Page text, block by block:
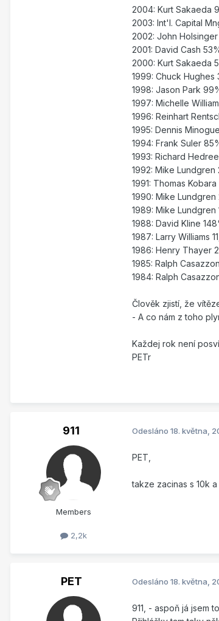
2004: Kurt Sakaeda
2003: Int'l. Capital
2002: John
2001: David Cash
2000: Kurt Sakaeda
1999: Chuck Hughes
1998: Jason Park
1997: Michelle
1996: Reinhart
1995: Dennis
1994: Frank Suler
1993: Richard
1992: Mike Lundgren
1991: Thomas
1990: Mike Lundgren
1989: Mike Lundgren
1988: David Kline
1987: Larry Williams
1986: Henry Thayer
1985: Ralph
1984: Ralph
Člověk zjistí, že
- A co nám z toho
Každej rok není
PETr
911
Members
2,2k
Odesláno 18. května,
PET,
takze zacinas s 10k
PET Odesláno 18. května,
911, - aspoň já jsem